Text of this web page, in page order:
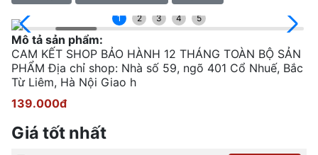
1 2 3 4 5
Mô tả sản phẩm:
CAM KẾT SHOP BẢO HÀNH 12 THÁNG TOÀN BỘ SẢN
PHẨM Địa chỉ shop: Nhà số 59, ngõ 401 Cổ Nhuế, Bắc
Từ Liêm, Hà Nội Giao h
139.000đ
Giá tốt nhất